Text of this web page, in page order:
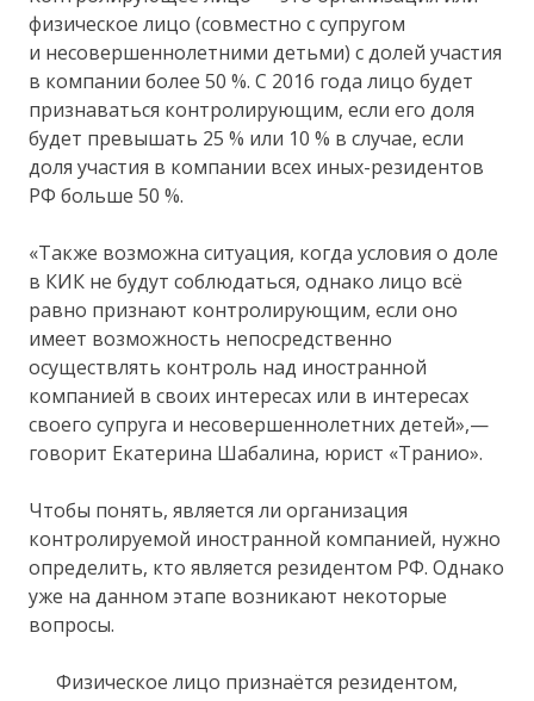
физическое лицо (совместно с супругом
и несовершеннолетними детьми) с долей участия
в компании более 50 %. С 2016 года лицо будет
признаваться контролирующим, если его доля
будет превышать 25 % или 10 % в случае, если
доля участия в компании всех иных-резидентов
РФ больше 50 %.
«Также возможна ситуация, когда условия о доле
в КИК не будут соблюдаться, однако лицо всё
равно признают контролирующим, если оно
имеет возможность непосредственно
осуществлять контроль над иностранной
компанией в своих интересах или в интересах
своего супруга и несовершеннолетних детей»,—
говорит Екатерина Шабалина, юрист «Транио».
Чтобы понять, является ли организация
контролируемой иностранной компанией, нужно
определить, кто является резидентом РФ. Однако
уже на данном этапе возникают некоторые
вопросы.
Физическое лицо признаётся резидентом,